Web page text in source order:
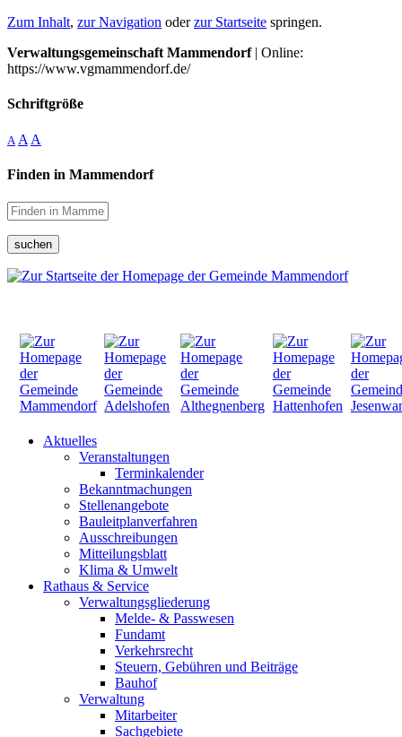
Zum Inhalt, zur Navigation oderzur Startseite springen.
Verwaltungsgemeinschaft Mammendorf| Online:
https://www.vgmammendorf.de/
Schriftgröße
A A A
Finden in Mammendorf
suchen
Aktuelles
Veranstaltungen
Terminkalender
Bekanntmachungen
Stellenangebote
Bauleitplanverfahren
Ausschreibungen
Mitteilungsblatt
Klima & Umwelt
Rathaus & Service
Verwaltungsgliederung
Melde- & Passwesen
Fundamt
Verkehrsrecht
Steuern, Gebühren und Beiträge
Bauhof
Verwaltung
Mitarbeiter
Sachgebiete